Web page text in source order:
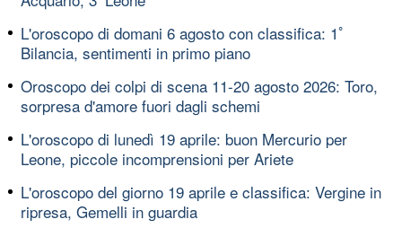
L'oroscopo di domani 6 agosto con classifica: 1ﾟ
Bilancia, sentimenti in primo piano
Oroscopo dei colpi di scena 11-20 agosto 2026: Toro,
sorpresa d'amore fuori dagli schemi
L'oroscopo di lunedì 19 aprile: buon Mercurio per
Leone, piccole incomprensioni per Ariete
L'oroscopo del giorno 19 aprile e classifica: Vergine in
ripresa, Gemelli in guardia